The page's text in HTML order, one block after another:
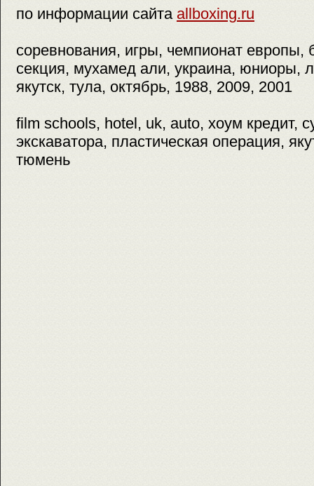
по информации сайта allboxing.ru
соревнования, игры, чемпионат европы,
секция, мухамед али, украина, юниоры,
якутск, тула, октябрь, 1988, 2009, 2001
film schools, hotel, uk, auto, хоум кредит,
экскаватора, пластическая операция,
тюмень